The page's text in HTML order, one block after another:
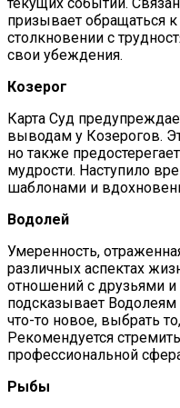
призывает обращаться
столкновении с
свои убеждения.
Козерог
Карта Суд
выводам у Козерогов.
но также
мудрости. Наступило
шаблонами и
Водолей
Умеренность,
различных аспектах
отношений с друзьями
подсказывает
что-то новое, выбрать
Рекомендуется
профессиональной
Рыбы